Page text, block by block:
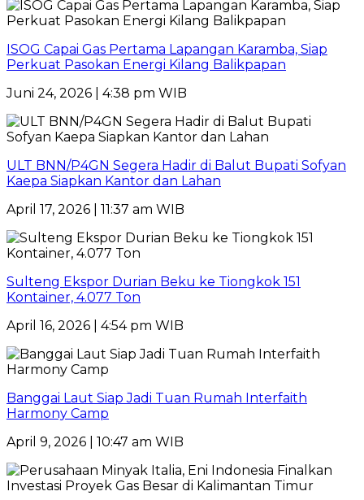
ISOG Capai Gas Pertama Lapangan Karamba, Siap
Perkuat Pasokan Energi Kilang Balikpapan
Juni 24, 2026 | 4:38 pm WIB
ULT BNN/P4GN Segera Hadir di Balut Bupati Sofyan
Kaepa Siapkan Kantor dan Lahan
April 17, 2026 | 11:37 am WIB
Sulteng Ekspor Durian Beku ke Tiongkok 151
Kontainer, 4.077 Ton
April 16, 2026 | 4:54 pm WIB
Banggai Laut Siap Jadi Tuan Rumah Interfaith
Harmony Camp
April 9, 2026 | 10:47 am WIB